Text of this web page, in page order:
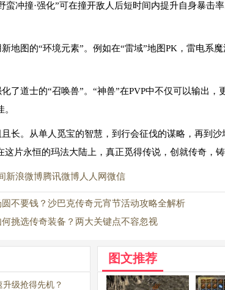
蛮冲撞·强化”可在撞开敌人后短时间内提升自身暴击
地图的“环境元素”。例如在“雷域”地图PK，雷电系
了道士的“召唤兽”。“神兽”在PVP中不仅可以输出
长。从单人觅宝的智慧，到行会征伐的谋略，再到
这片永恒的玛法大陆上，真正觅得传说，创就传奇，铸
新浪微博腾讯微博人人网微信
不要钱？沙巴克传奇元宵节活动攻略全解析
何挑选传奇装备？两大关键点不容忽视
级抢得先机？
图文推荐